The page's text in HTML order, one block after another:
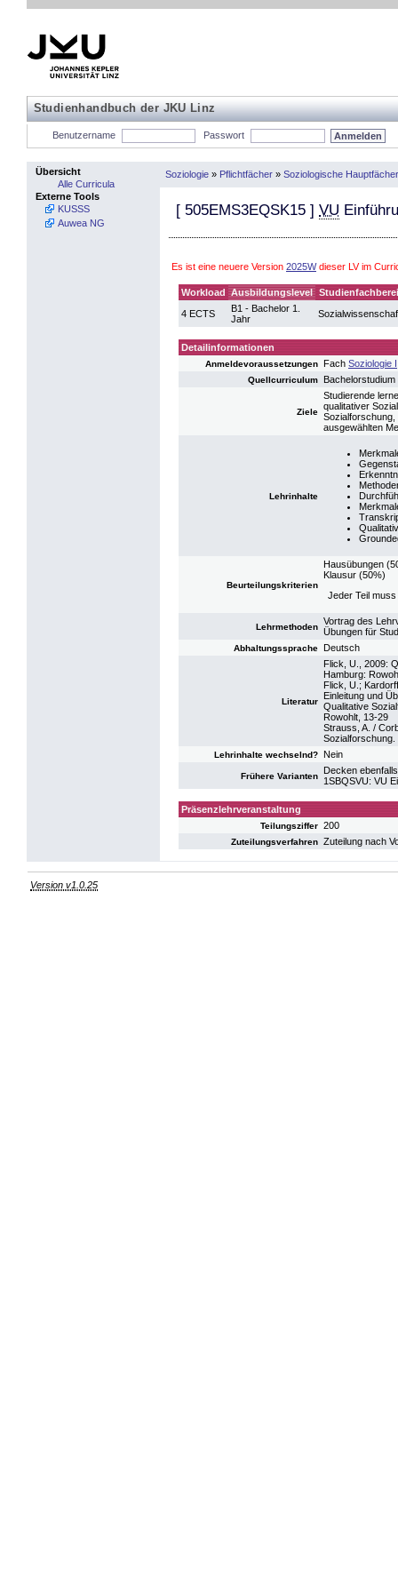
Studienhandbuch der JKU Linz
Benutzername Passwort
Übersicht
Alle Curricula
Externe Tools
KUSSS
Auwea NG
Soziologie » Pflichtfächer » Soziologische Hauptfächer
[ 505EMS3EQSK15 ] VU
Es ist eine neuere Version 2025Wdieser LV im
Workload Ausbildungslevel
4 ECTS
B1 - Bachelor 1.
Jahr
Detailinformationen
Anmeldevoraussetzungen Fach Soziologie I
Quellcurriculum
Ziele
Studierende
qualitativer
Sozialforschung,
ausgewählten
Lehrinhalte
Beurteilungskriterien
Hausübungen
Klausur (50%)
Jeder Teil
Lehrmethoden
Vortrag des
Übungen für
Abhaltungssprache Deutsch
Literatur
Flick, U., 2009:
Hamburg:
Flick, U.;
Einleitung und
Qualitative
Rowohlt, 13-29
Strauss, A. /
Sozialforschung.
Lehrinhalte wechselnd? Nein
Frühere Varianten
Decken
1SBQSVU: VU
Präsenzlehrveranstaltung
Teilungsziffer 200
Zuteilungsverfahren Zuteilung nach
Version v1.0.25